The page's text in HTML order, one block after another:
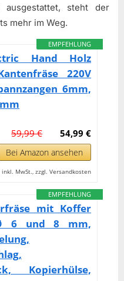
ausgestattet, steht der
mehr im Weg.
EMPFEHLUNG
Hand Holz
220V
6mm,
54,99 €
59,99 €
Bei Amazon ansehen
inkl. MwSt., zzgl. Versandkosten
EMPFEHLUNG
mit Koffer
6 und 8 mm,
Kopierhülse,